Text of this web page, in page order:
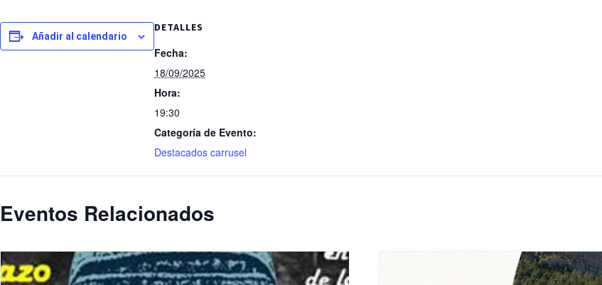
Añadir al calendario
DETALLES
Fecha:
18/09/2025
Hora:
19:30
Categoría de Evento:
Destacados carrusel
Eventos Relacionados